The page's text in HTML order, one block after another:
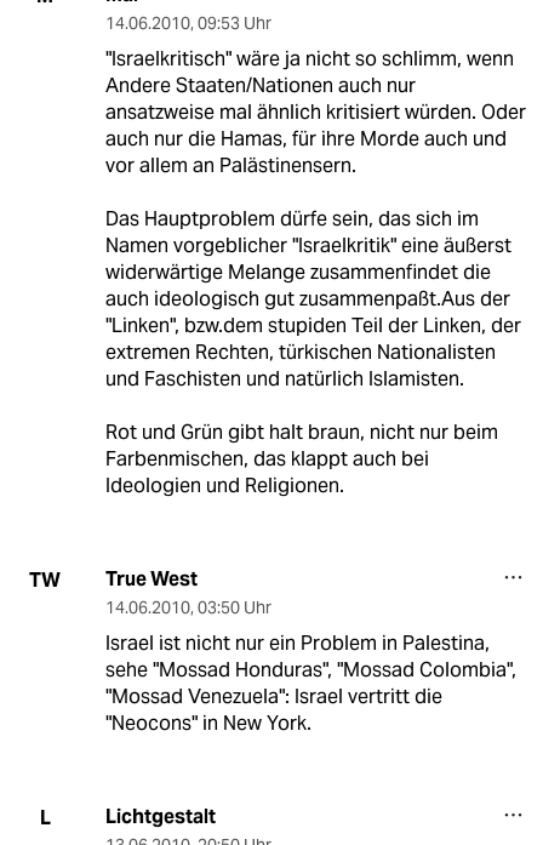
14.06.2010, 09:53 Uhr
"Israelkritisch" wäre ja nicht so schlimm, wenn
Andere Staaten/Nationen auch nur
ansatzweise mal ähnlich kritisiert würden. Oder
auch nur die Hamas, für ihre Morde auch und
vor allem an Palästinensern.
Das Hauptproblem dürfe sein, das sich im
Namen vorgeblicher "Israelkritik" eine äußerst
widerwärtige Melange zusammenfindet die
auch ideologisch gut zusammenpaßt.Aus der
"Linken", bzw.dem stupiden Teil der Linken, der
extremen Rechten, türkischen Nationalisten
und Faschisten und natürlich Islamisten.
Rot und Grün gibt halt braun, nicht nur beim
Farbenmischen, das klappt auch bei
Ideologien und Religionen.
TW True West
14.06.2010, 03:50 Uhr
Israel ist nicht nur ein Problem in Palestina,
sehe "Mossad Honduras", "Mossad Colombia",
"Mossad Venezuela": Israel vertritt die
"Neocons" in New York.
L Lichtgestalt